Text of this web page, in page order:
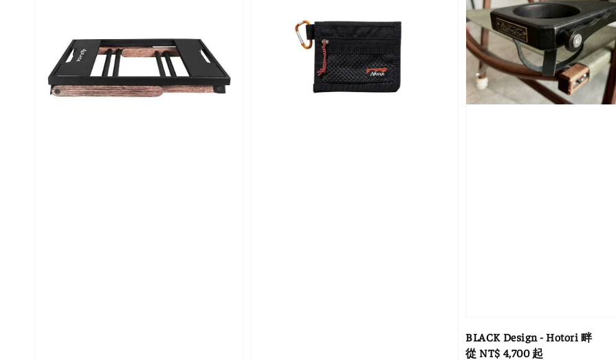
BLACK Design - Hotori 畔
Regular
從 NT$ 4,700起